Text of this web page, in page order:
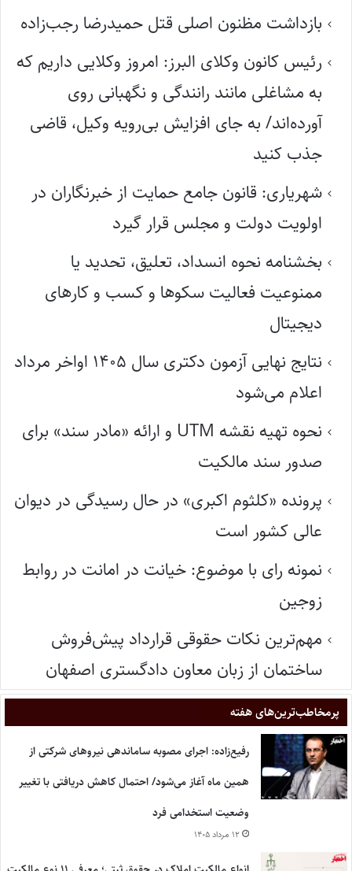
بازداشت مظنون اصلی قتل حمیدرضا رجب‌زاده
رئیس کانون وکلای البرز: امروز وکلایی داریم که
به مشاغلی مانند رانندگی و نگهبانی روی
آورده‌اند/ به جای افزایش بی‌رویه وکیل، قاضی
جذب کنید
شهریاری: قانون جامع حمایت از خبرنگاران در
اولویت دولت و مجلس قرار گیرد
بخشنامه نحوه انسداد، تعلیق، تحدید یا
ممنوعیت فعالیت سکوها و کسب و کارهای
دیجیتال
نتایج نهایی آزمون دکتری سال ۱۴۰۵ اواخر مرداد
اعلام می‌شود
نحوه تهیه نقشه UTM و ارائه «مادر سند» برای
صدور سند مالکیت
پرونده «کلثوم اکبری» در حال رسیدگی در دیوان
عالی کشور است
نمونه رای با موضوع: خیانت در امانت در روابط
زوجین
مهم‌ترین نکات حقوقی قرارداد پیش‌فروش
ساختمان از زبان معاون دادگستری اصفهان
پر‌مخاطب‌ترین‌های هفته
رفیع‌زاده: اجرای مصوبه ساماندهی نیروهای شرکتی از
همین ماه آغاز می‌شود/ احتمال کاهش دریافتی با تغییر
وضعیت استخدامی فرد
۱۲ مرداد ۱۴۰۵